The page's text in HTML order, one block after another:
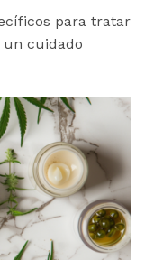
para tratar
cuidado